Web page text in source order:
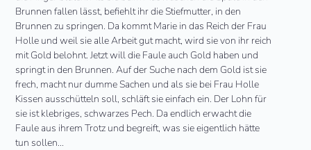
Brunnen fallen lässt, befiehlt ihr die Stiefmutter, in den
Brunnen zu springen. Da kommt Marie in das Reich der Frau
Holle und weil sie alle Arbeit gut macht, wird sie von ihr reich
mit Gold belohnt. Jetzt will die Faule auch Gold haben und
springt in den Brunnen. Auf der Suche nach dem Gold ist sie
frech, macht nur dumme Sachen und als sie bei Frau Holle
Kissen ausschütteln soll, schläft sie einfach ein. Der Lohn für
sie ist klebriges, schwarzes Pech. Da endlich erwacht die
Faule aus ihrem Trotz und begreift, was sie eigentlich hätte
tun sollen…